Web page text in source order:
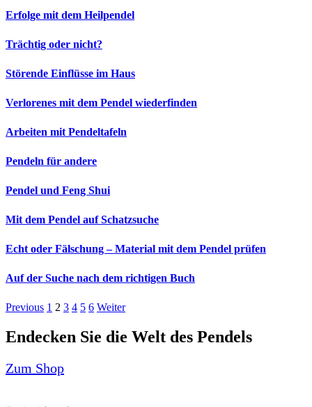
Erfolge mit dem Heilpendel
Trächtig oder nicht?
Störende Einflüsse im Haus
Verlorenes mit dem Pendel wiederfinden
Arbeiten mit Pendeltafeln
Pendeln für andere
Pendel und Feng Shui
Mit dem Pendel auf Schatzsuche
Echt oder Fälschung – Material mit dem Pendel prüfen
Auf der Suche nach dem richtigen Buch
Previous 1 2 3 4 5 6 Weiter
Endecken Sie die Welt des Pendels
Zum Shop